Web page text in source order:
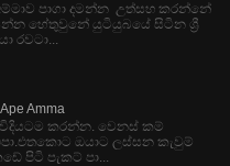
පාගා දමන්න උත්සහ කරන්නේ
හේතුවුනේ යුටියුබයේ සිටින ශ්‍රී
රවටා...
Amma
කරන්න. වෙනස් කම්
ඔයාට ලස්සන කැවුම්
පිටි පැකට් පා...